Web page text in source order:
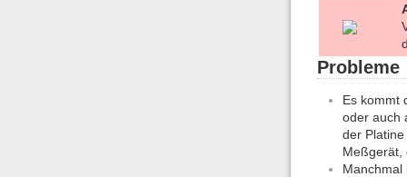
Probleme
Es kommt
oder auch
der
Meßgerät,
Manchmal